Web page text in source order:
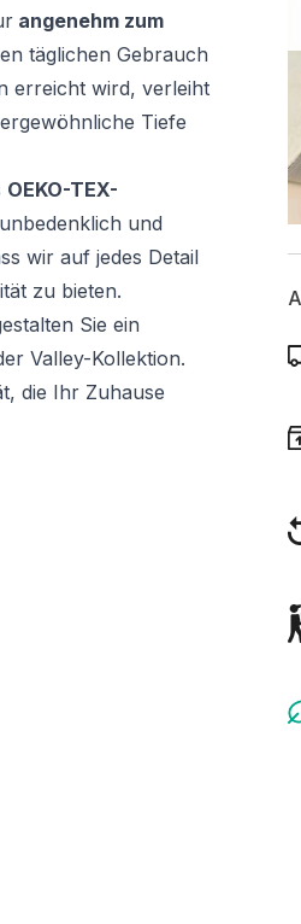
angenehm zum
täglichen Gebrauch
erreicht wird, verleiht
Tiefe
OEKO-TEX-
und
wir auf jedes Detail
zu bieten.
Sie ein
Valley-Kollektion.
die Ihr Zuhause